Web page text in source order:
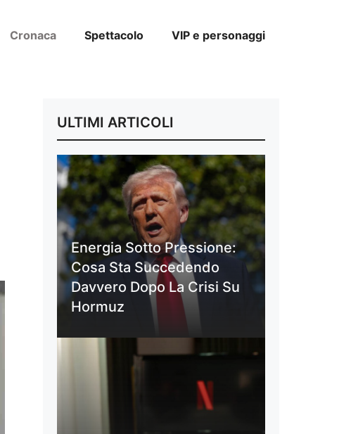
Cronaca Spettacolo VIP e personaggi
ULTIMI ARTICOLI
Energia Sotto Pressione:
Cosa Sta Succedendo
Davvero Dopo La Crisi Su
Hormuz